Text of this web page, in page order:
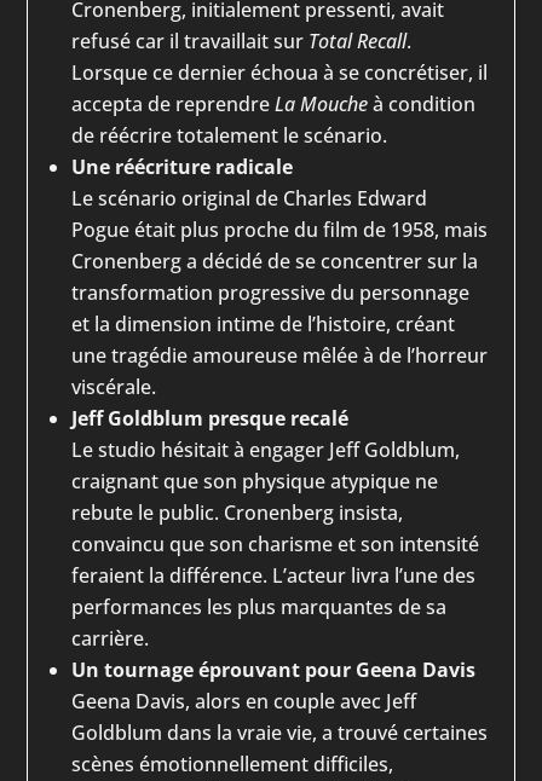
Cronenberg, initialement pressenti, avait
refusé car il travaillait sur Total Recall.
Lorsque ce dernier échoua à se concrétiser, il
accepta de reprendreLa Moucheà condition
de réécrire totalement le scénario.
Une réécriture radicale
Le scénario original de Charles Edward
Pogue était plus proche du film de 1958, mais
Cronenberg a décidé de se concentrer sur la
transformation progressive du personnage
et la dimension intime de l’histoire, créant
une tragédie amoureuse mêlée à de l’horreur
viscérale.
Jeff Goldblum presque recalé
Le studio hésitait à engager Jeff Goldblum,
craignant que son physique atypique ne
rebute le public. Cronenberg insista,
convaincu que son charisme et son intensité
feraient la différence. L’acteur livra l’une des
performances les plus marquantes de sa
carrière.
Un tournage éprouvant pour Geena Davis
Geena Davis, alors en couple avec Jeff
Goldblum dans la vraie vie, a trouvé certaines
scènes émotionnellement difficiles,